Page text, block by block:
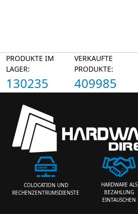
PRODUKTE IM
LAGER:
130235
VERKAUFTE
PRODUKTE:
409985
COLOCATION UND
RECHENZENTRUMSDIENSTE
HARDWARE ALS
BEZAHLUNG
EINTAUSCHEN